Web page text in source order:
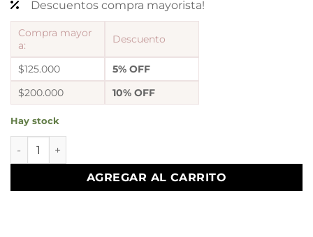
Descuentos compra mayorista!
Compra mayor
a:
Descuento
$125.000
5% OFF
$200.000
10% OFF
Hay stock
CAJAS ANILLOS ESTAMPADAS cantidad
AGREGAR AL CARRITO